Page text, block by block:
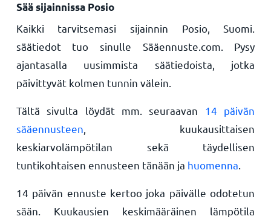
Sää sijainnissa Posio
Kaikki tarvitsemasi sijainnin Posio, Suomi.
säätiedot tuo sinulle Sääennuste.com. Pysy
ajantasalla uusimmista säätiedoista, jotka
päivittyvät kolmen tunnin välein.
Tältä sivulta löydät mm. seuraavan 14 päivän
sääennusteen , kuukausittaisen
keskiarvolämpötilan sekä täydellisen
tuntikohtaisen ennusteen tänään ja huomenna
14 päivän ennuste kertoo joka päivälle odotetun
sään. Kuukausien keskimääräinen lämpötila